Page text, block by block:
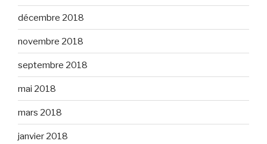
décembre 2018
novembre 2018
septembre 2018
mai 2018
mars 2018
janvier 2018